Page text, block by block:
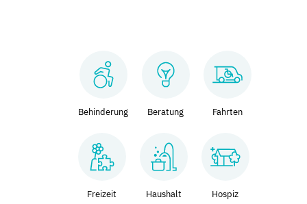
Behinderung Beratung Fahrten
Freizeit Haushalt Hospiz